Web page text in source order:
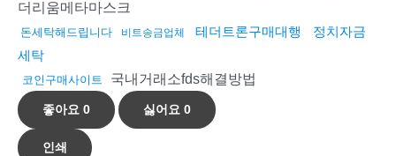
더리움메타마스크
돈세탁해드립니다 비트송금업체 테더트론구매대행
정치자금
세탁
코인구매사이트 국내거래소fds해결방법
좋아요 0 싫어요 0
인쇄